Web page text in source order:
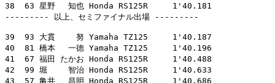
38  63 星野　 知也 Honda RS125R     1'40.181
--------- 以上、セミファイナル出場 ---------
39  93 大貫　　 努 Yamaha TZ125     1'40.187
40  81 橋本　 一徳 Yamaha TZ125     1'40.196
41  67 福田 たかお Honda RS125R     1'40.488
42  99 堀　　 智治 Honda RS125R     1'40.633
43  57 亀井　 昌明 Honda RS125R     1'40.686